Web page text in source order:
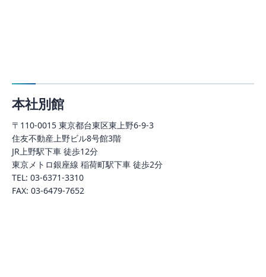
本社別館
〒110-0015 東京都台東区東上野6-9-3
住友不動産上野ビル8号館3階
JR上野駅下車 徒歩12分
東京メトロ銀座線 稲荷町駅下車 徒歩2分
TEL: 03-6371-3310
FAX: 03-6479-7652